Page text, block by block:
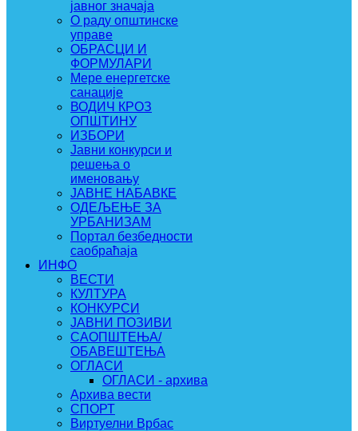
јавног значаја
О раду општинске
управе
ОБРАСЦИ И
ФОРМУЛАРИ
Мере енергетске
санације
ВОДИЧ КРОЗ
ОПШТИНУ
ИЗБОРИ
Јавни конкурси и
решења о
именовању
ЈАВНЕ НАБАВКЕ
ОДЕЉЕЊЕ ЗА
УРБАНИЗАМ
Портал безбедности
саобраћаја
ИНФО
ВЕСТИ
КУЛТУРА
КОНКУРСИ
ЈАВНИ ПОЗИВИ
САОПШТЕЊА/
ОБАВЕШТЕЊА
ОГЛАСИ
ОГЛАСИ - архива
Архива вести
СПОРТ
Виртуелни Врбас